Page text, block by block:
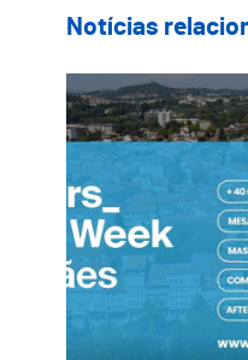
Notícias
Guimarães